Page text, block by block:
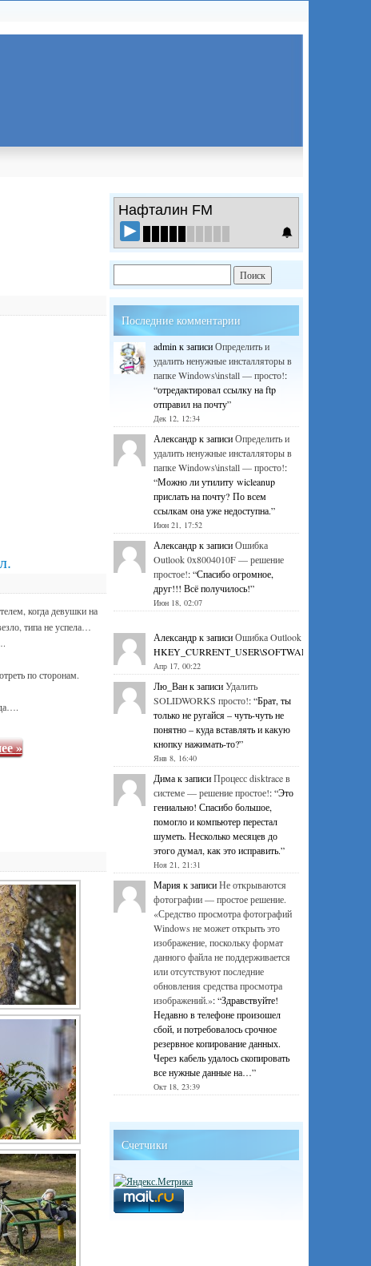
когда девушки на
типа не успела…
по сторонам.
»
Нафталин FM
Последние комментарии
admin к записиОпределить и
удалить ненужные инсталляторы в
папке Windows\install — просто!:
“отредактировал ссылку на ftp
отправил на почту”
Дек 12, 12:34
Александрк записиОпределить и
удалить ненужные инсталляторы в
папке Windows\install — просто!:
“Можно ли утилиту wicleanup
прислать на почту? По всем
ссылкам она уже недоступна.”
Июн 21, 17:52
Александрк записиОшибка
Outlook 0x8004010F — решение
простое!: “Спасибо огромное,
друг!!! Всё получилось!”
Июн 18, 02:07
Александрк записиОшибка Outlook 0x8004010F —
Апр 17, 00:22
Лю_Ванк записиУдалить
SOLIDWORKS просто!: “Брат, ты
только не ругайся – чуть-чуть не
понятно – куда вставлять и какую
кнопку нажимать-то?”
Янв 8, 16:40
Димак записиПроцесс disktrace в
системе — решение простое!: “Это
гениально! Спасибо большое,
помогло и компьютер перестал
шуметь. Несколько месяцев до
этого думал, как это исправить.”
Ноя 21, 21:31
Марияк записиНе открываются
фотографии — простое решение.
«Средство просмотра фотографий
Windows не может открыть это
изображение, поскольку формат
данного файла не поддерживается
или отсутствуют последние
обновления средства просмотра
изображений.»: “Здравствуйте!
Недавно в телефоне произошел
сбой, и потребовалось срочное
резервное копирование данных.
Через кабель удалось скопировать
все нужные данные на…”
Окт 18, 23:39
Счетчики